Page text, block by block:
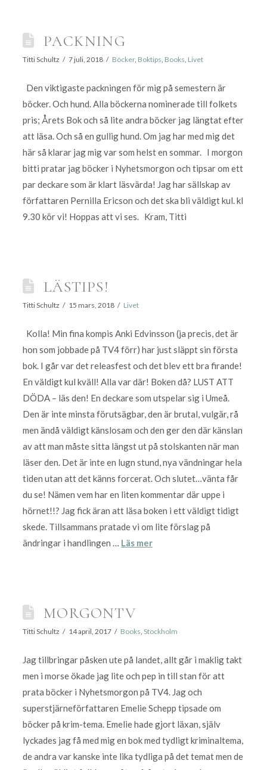
PACKNING
Titti Schultz 7 juli, 2018 Böcker, Boktips, Books, Livet
Den viktigaste packningen för mig på semestern är
böcker. Och hund. Alla böckerna nominerade till folkets
pris; Årets Bok och så lite andra böcker jag längtat efter
att läsa. Och så en gullig hund. Om jag har med mig det
här så klarar jag mig var som helst en sommar. I morgon
bitti pratar jag böcker i Nyhetsmorgon och tipsar om ett
par deckare som är klart läsvärda! Jag har sällskap av
författaren Pernilla Ericson och det ska bli väldigt kul. kl
9.30 kör vi! Hoppas att vi ses. Kram, Titti
LÄSTIPS!
Titti Schultz 15 mars, 2018 Livet
Kolla! Min fina kompis Anki Edvinsson (ja precis, det är
hon som jobbade på TV4 förr) har just släppt sin första
bok. I går var det releasfest och det blev ett bra firande!
En väldigt kul kväll! Alla var där! Boken då? LUST ATT
DÖDA – läs den! En deckare som utspelar sig i Umeå.
Den är inte minsta förutsägbar, den är brutal, vulgär, rå
men ändå väldigt känslosam och den ger den där känslan
av att man måste sitta längst ut på stolskanten när man
läser den. Det är inte en lugn stund, nya vändningar hela
tiden utan att det känns forcerat. Och slutet…vänta får
du se! Nämen vem har en liten kommentar där uppe i
hörnet!!? Jag fick äran att läsa boken i ett väldigt tidigt
skede. Tillsammans pratade vi om lite förslag på
ändringar i handlingen … Läs mer
MORGONTV
Titti Schultz 14 april, 2017 Books, Stockholm
Jag tillbringar påsken ute på landet, allt går i maklig takt
men i morse ökade jag lite och pep in till stan för att
prata böcker i Nyhetsmorgon på TV4. Jag och
superstjärneförfattaren Emelie Schepp tipsade om
böcker på krim-tema. Emelie hade gjort läxan, själv
lyckades jag få med mig en bok med tydligt kriminaltema,
de andra var kanske inte lika tydliga på det temat men de